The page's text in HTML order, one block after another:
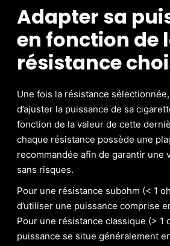
Adapter sa
en fonction de
résistance
Une fois la résistance
d’ajuster la puissance de sa
fonction de la valeur de cette
chaque résistance possède une
recommandée afin de garantir une
sans risques.
Pour une résistance subohm (< 1
d’utiliser une puissance comprise
Pour une résistance classique (> 1
puissance se situe généralement